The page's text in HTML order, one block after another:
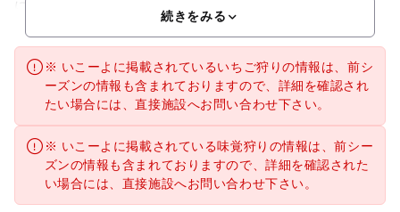
続きをみる
※ いこーよに掲載されているいちご狩りの情報は、前シ
ーズンの情報も含まれておりますので、詳細を確認され
たい場合には、直接施設へお問い合わせ下さい。
※ いこーよに掲載されている味覚狩りの情報は、前シー
ズンの情報も含まれておりますので、詳細を確認された
い場合には、直接施設へお問い合わせ下さい。